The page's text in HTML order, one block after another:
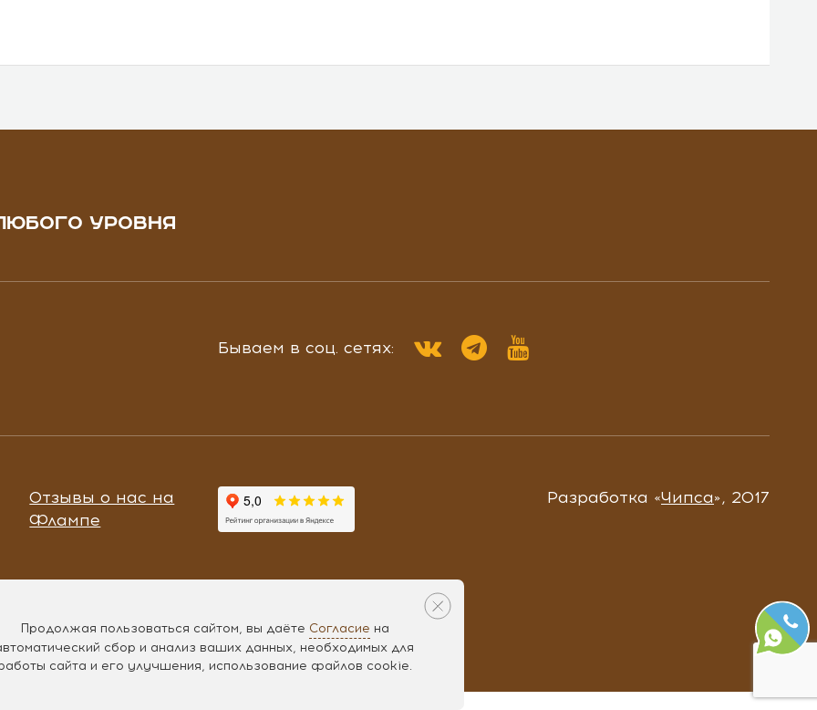
УРОВНЯ
Бываем в соц. сетях:
Отзывы о нас на
Флампе
Разработка «Чипса», 2017
Продолжая пользоваться сайтом, вы даёте Согласие на
сбор и анализ ваших данных, необходимых для
сайта и его улучшения, использование файлов cookie.